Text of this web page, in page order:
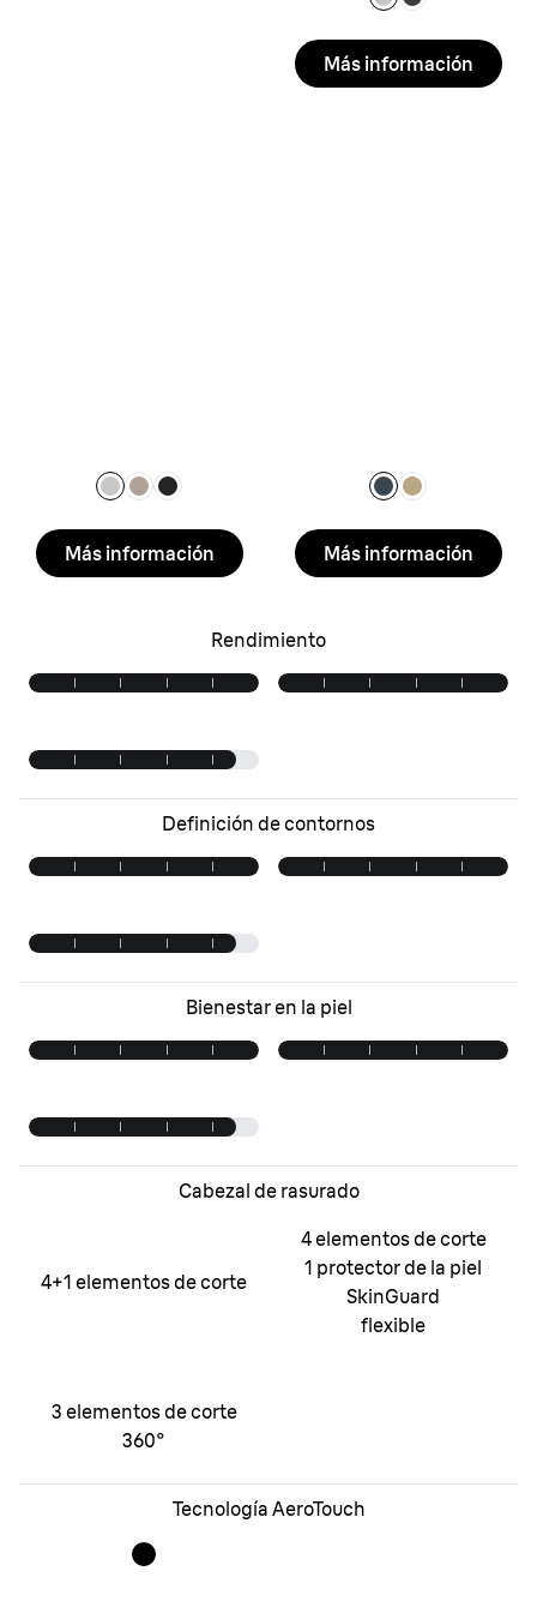
Más información
Más información Más información
Rendimiento
Definición de contornos
Bienestar en la piel
Cabezal de rasurado
4+1 elementos de corte
4 elementos de corte
1 protector de la piel
SkinGuard
flexible
3 elementos de corte
360°
Tecnología AeroTouch